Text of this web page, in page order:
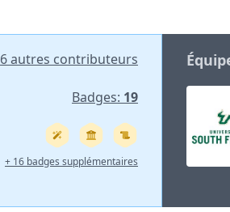
6 autres contributeurs
Badges: 19
+ 16 badges supplémentaires